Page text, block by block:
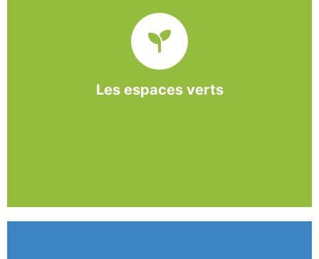
Les espaces verts
paysager, l’association BASE propose et réalise
des interventions à la demande des entreprises et
collectivités locales.